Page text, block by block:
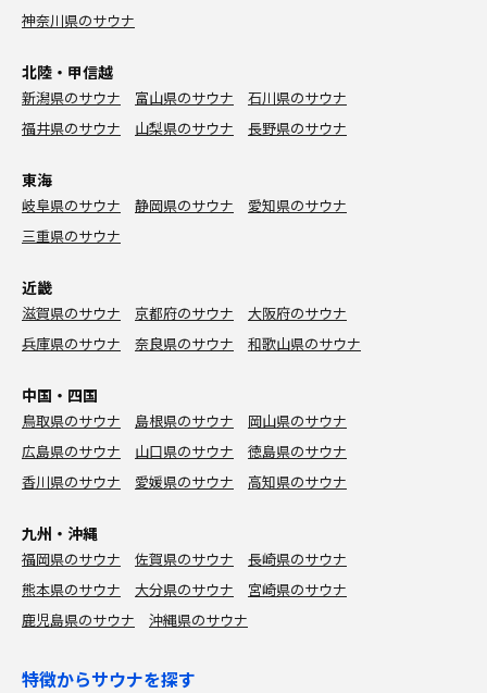
神奈川県のサウナ
北陸・甲信越
新潟県のサウナ 富山県のサウナ
石川県のサウナ
福井県のサウナ
山梨県のサウナ 長野県のサウナ
東海
岐阜県のサウナ 静岡県のサウナ
愛知県のサウナ
三重県のサウナ
近畿
滋賀県のサウナ 京都府のサウナ
大阪府のサウナ
兵庫県のサウナ
奈良県のサウナ 和歌山県のサウナ
中国・四国
鳥取県のサウナ 島根県のサウナ
岡山県のサウナ
広島県のサウナ
山口県のサウナ
徳島県のサウナ
香川県のサウナ
愛媛県のサウナ 高知県のサウナ
九州・沖縄
福岡県のサウナ 佐賀県のサウナ
長崎県のサウナ
熊本県のサウナ
大分県のサウナ
宮崎県のサウナ
鹿児島県のサウナ
沖縄県のサウナ
特徴からサウナを探す